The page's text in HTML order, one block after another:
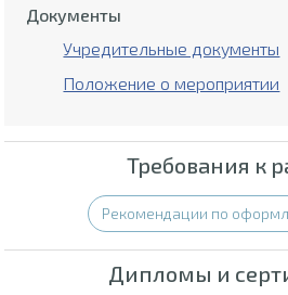
Документы
Учредительные документы
Положение о мероприятии
Требования к
Рекомендации по
Дипломы и